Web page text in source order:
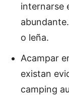
internarse
o leña.
Acampar
existan
camping